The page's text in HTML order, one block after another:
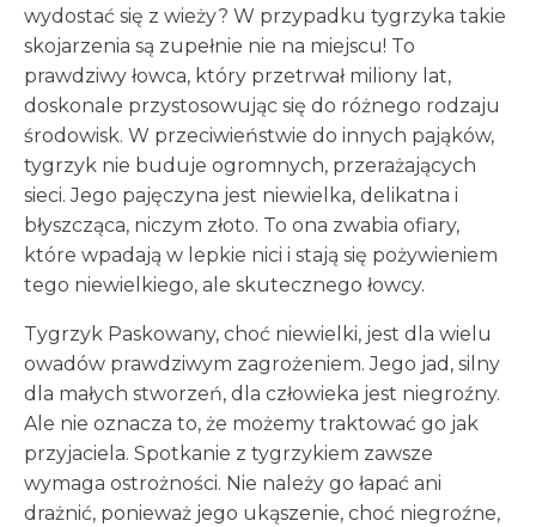
wydostać się z wieży? W przypadku tygrzyka takie
skojarzenia są zupełnie nie na miejscu! To
prawdziwy łowca, który przetrwał miliony lat,
doskonale przystosowując się do różnego rodzaju
środowisk. W przeciwieństwie do innych pająków,
tygrzyk nie buduje ogromnych, przerażających
sieci. Jego pajęczyna jest niewielka, delikatna i
błyszcząca, niczym złoto. To ona zwabia ofiary,
które wpadają w lepkie nici i stają się pożywieniem
tego niewielkiego, ale skutecznego łowcy.
Tygrzyk Paskowany, choć niewielki, jest dla wielu
owadów prawdziwym zagrożeniem. Jego jad, silny
dla małych stworzeń, dla człowieka jest niegroźny.
Ale nie oznacza to, że możemy traktować go jak
przyjaciela. Spotkanie z tygrzykiem zawsze
wymaga ostrożności. Nie należy go łapać ani
drażnić, ponieważ jego ukąszenie, choć niegroźne,